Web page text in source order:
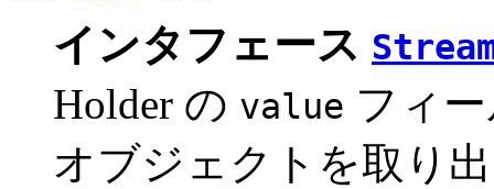
インタフェース
Holder の value フィ
オブジェクトを取り